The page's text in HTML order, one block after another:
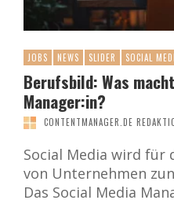
JOBS NEWS SLIDER SOCIAL
Berufsbild: Was
Manager:in?
CONTENTMANAGER.DE
Social Media wird für
von Unternehmen
Das Social Media